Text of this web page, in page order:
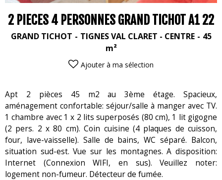
2 PIECES 4 PERSONNES GRAND TICHOT A1 22
GRAND TICHOT TIGNES VAL CLARET - CENTRE
45
m²
Ajouter à ma sélection
Apt 2 pièces 45 m2 au 3ème étage. Spacieux,
aménagement confortable: séjour/salle à manger avec TV.
1 chambre avec 1 x 2 lits superposés (80 cm), 1 lit gigogne
(2 pers. 2 x 80 cm). Coin cuisine (4 plaques de cuisson,
four, lave-vaisselle). Salle de bains, WC séparé. Balcon,
situation sud-est. Vue sur les montagnes. A disposition:
Internet (Connexion WIFI, en sus). Veuillez noter:
logement non-fumeur. Détecteur de fumée.